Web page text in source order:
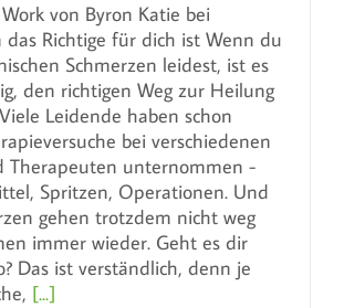
von Byron Katie bei
das Richtige für dich ist Wenn du
Schmerzen leidest, ist es
den richtigen Weg zur Heilung
Leidende haben schon
bei verschiedenen
Therapeuten unternommen -
Spritzen, Operationen. Und
gehen trotzdem nicht weg
immer wieder. Geht es dir
Das ist verständlich, denn je
[...]